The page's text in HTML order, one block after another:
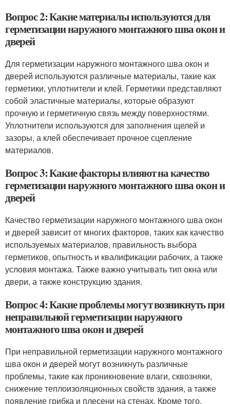
Вопрос 2: Какие материалы используются для
герметизации наружного монтажного шва окон и
дверей
Для герметизации наружного монтажного шва окон и
дверей используются различные материалы, такие как
герметики, уплотнители и клей. Герметики представляют
собой эластичные материалы, которые образуют
прочную и герметичную связь между поверхностями.
Уплотнители используются для заполнения щелей и
зазоры, а клей обеспечивает прочное сцепление
материалов.
Вопрос 3: Какие факторы влияют на качество
герметизации наружного монтажного шва окон и
дверей
Качество герметизации наружного монтажного шва окон
и дверей зависит от многих факторов, таких как качество
используемых материалов, правильность выбора
герметиков, опытность и квалификации рабочих, а также
условия монтажа. Также важно учитывать тип окна или
двери, а также конструкцию здания.
Вопрос 4: Какие проблемы могут возникнуть при
неправильной герметизации наружного
монтажного шва окон и дверей
При неправильной герметизации наружного монтажного
шва окон и дверей могут возникнуть различные
проблемы, такие как проникновение влаги, сквозняки,
снижение теплоизоляционных свойств здания, а также
появление грибка и плесени на стенах. Кроме того,